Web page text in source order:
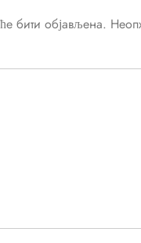
бити објављена.